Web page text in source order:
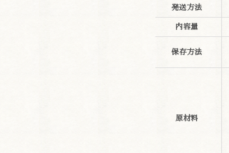
発送方法
内容量
保存方法
原材料